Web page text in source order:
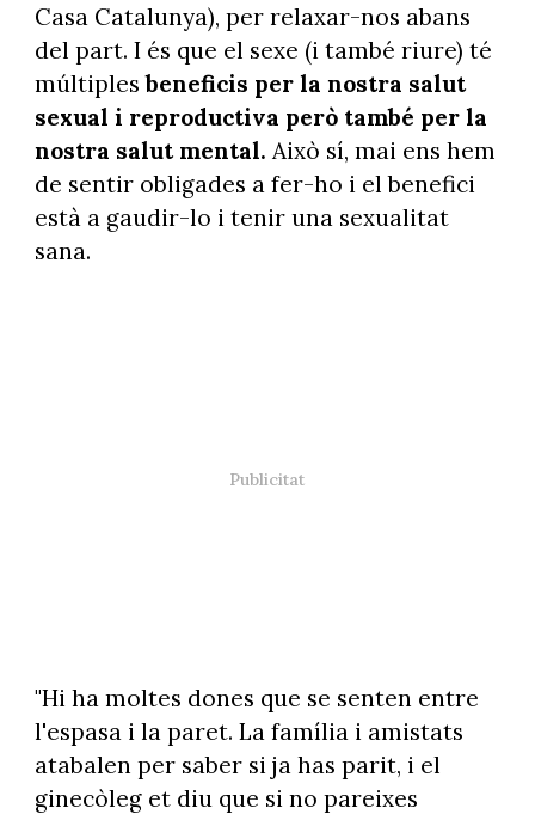
Casa Catalunya), per relaxar-nos abans
del part. I és que el sexe (i també riure) té
múltiplesbeneficis per la nostra salut
sexual i reproductiva però també per la
nostra salut mental. Això sí, mai ens hem
de sentir obligades a fer-ho i el benefici
està a gaudir-lo i tenir una sexualitat
sana.
"Hi ha moltes dones que se senten entre
l'espasa i la paret. La família i amistats
atabalen per saber si ja has parit, i el
ginecòleg et diu que si no pareixes